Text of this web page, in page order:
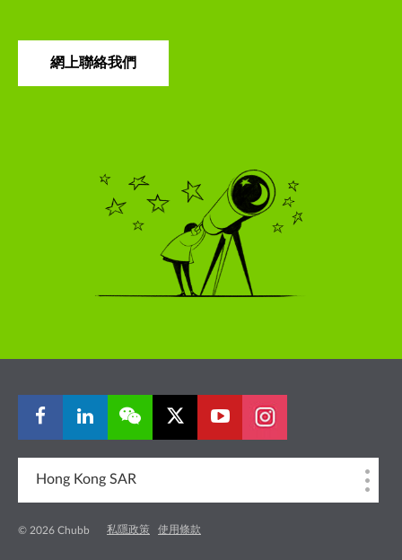
網上聯絡我們
Hong Kong SAR
© 2026 Chubb 私隱政策 使用條款